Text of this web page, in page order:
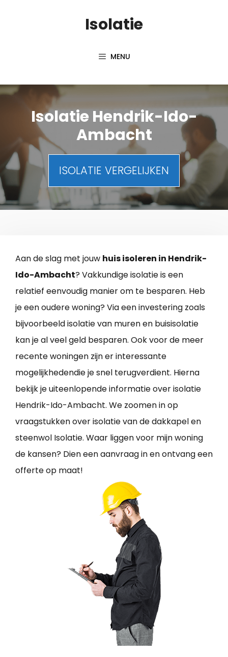
Isolatie
MENU
Isolatie Hendrik-Ido-
Ambacht
ISOLATIE VERGELIJKEN
Aan de slag met jouw huis isoleren in Hendrik-
Ido-Ambacht? Vakkundige isolatie is een
relatief eenvoudig manier om te besparen. Heb
je een oudere woning? Via een investering zoals
bijvoorbeeld isolatie van muren en buisisolatie
kan je al veel geld besparen. Ook voor de meer
recente woningen zijn er interessante
mogelijkhedendie je snel terugverdient. Hierna
bekijk je uiteenlopende informatie over isolatie
Hendrik-Ido-Ambacht. We zoomen in op
vraagstukken over isolatie van de dakkapel en
steenwol Isolatie. Waar liggen voor mijn woning
de kansen? Dien een aanvraag in en ontvang een
offerte op maat!